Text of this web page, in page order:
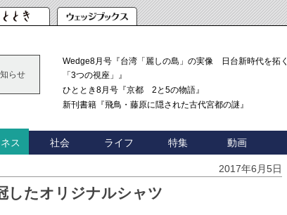
らせ
Wedge8月号『台湾「麗しの島」の実像 日台新時代を拓く
「3つの視座」』
ひととき8月号『京都 2と5の物語』
新刊書籍『飛鳥・藤原に隠された古代宮都の謎』
ス 社会 ライフ 特集 動画
2017年6月5日
したオリジナルシャツ